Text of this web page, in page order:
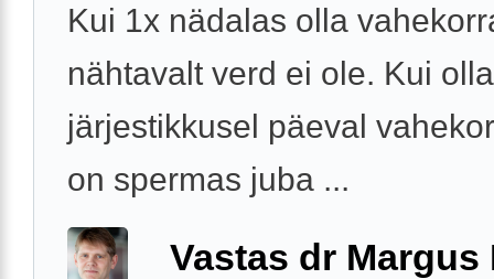
Kui 1x nädalas olla
nähtavalt verd ei ole. Kui
järjestikkusel päeval
on spermas juba ...
Vastas dr Margus